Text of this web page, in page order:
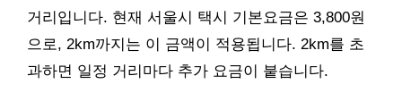
거리입니다. 현재 서울시 택시 기본요금은 3,800원
으로, 2km까지는 이 금액이 적용됩니다. 2km를 초
과하면 일정 거리마다 추가 요금이 붙습니다.